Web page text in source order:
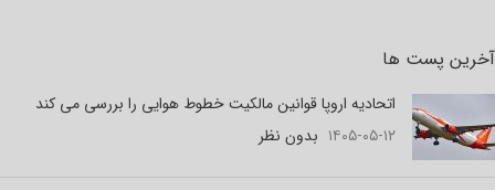
آخرین پست ها
اتحادیه اروپا قوانین مالکیت خطوط هوایی را بررسی می کند
۱۴۰۵-۰۵-۱۲ بدون نظر